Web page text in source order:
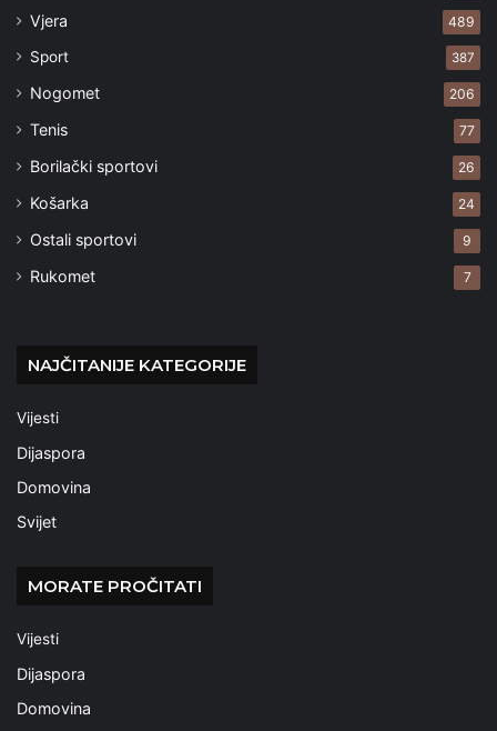
Vjera 489
Sport 387
Nogomet 206
Tenis 77
Borilački sportovi 26
Košarka 24
Ostali sportovi 9
Rukomet 7
NAJČITANIJE KATEGORIJE
Vijesti
Dijaspora
Domovina
Svijet
MORATE PROČITATI
Vijesti
Dijaspora
Domovina